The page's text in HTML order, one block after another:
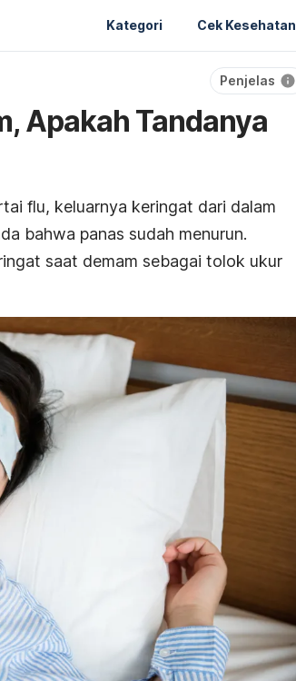
Kategori Cek Kesehatan
Penjelas
Apakah Tandanya
flu, keluarnya keringat dari dalam
bahwa panas sudah menurun.
saat demam sebagai tolok ukur